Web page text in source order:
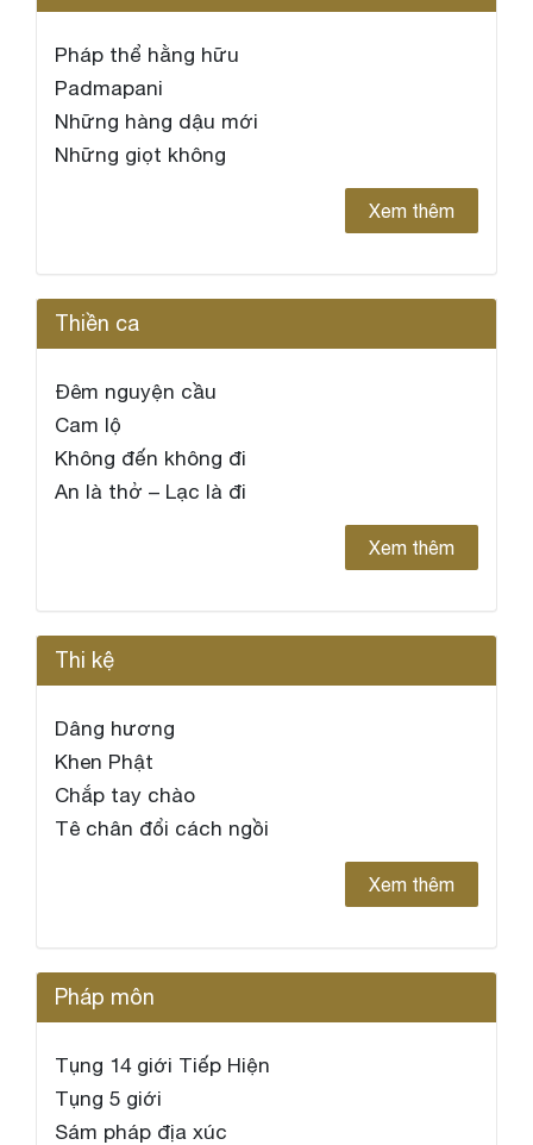
Pháp thể hằng hữu
Padmapani
Những hàng dậu mới
Những giọt không
Xem thêm
Thiền ca
Đêm nguyện cầu
Cam lộ
Không đến không đi
An là thở – Lạc là đi
Xem thêm
Thi kệ
Dâng hương
Khen Phật
Chắp tay chào
Tê chân đổi cách ngồi
Xem thêm
Pháp môn
Tụng 14 giới Tiếp Hiện
Tụng 5 giới
Sám pháp địa xúc